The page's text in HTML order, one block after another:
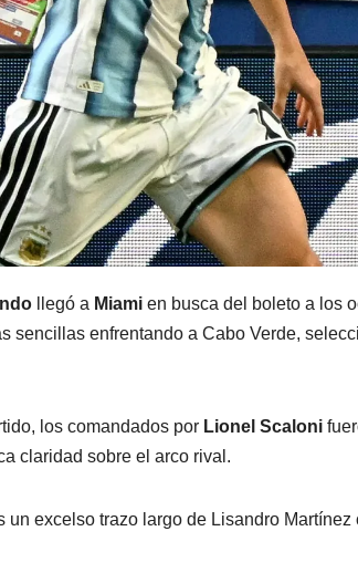
llegó a Miami en busca del boleto a los
sencillas enfrentando a Cabo Verde,
los comandados por Lionel Scaloni
claridad sobre el arco rival.
un excelso trazo largo de Lisandro Martínez